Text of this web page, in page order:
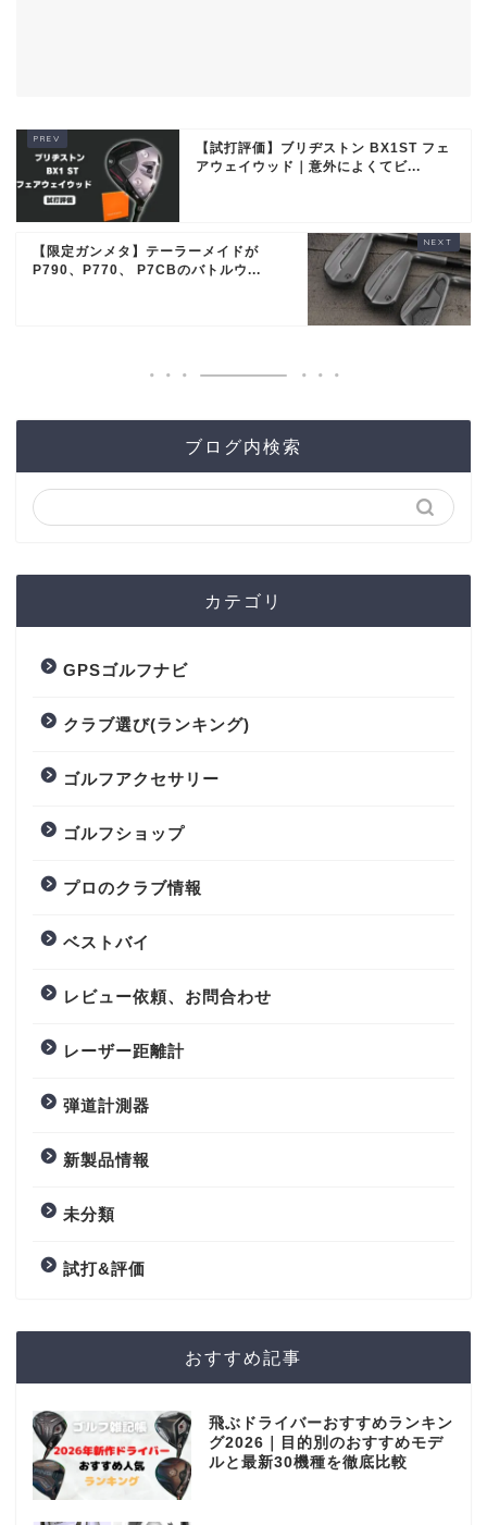
【試打評価】ブリヂストン BX1ST フェ
アウェイウッド｜意外によくてビ...
【限定ガンメタ】テーラーメイドが
P790、P770、 P7CBのバトルウ...
ブログ内検索
カテゴリ
GPSゴルフナビ
クラブ選び(ランキング)
ゴルフアクセサリー
ゴルフショップ
プロのクラブ情報
ベストバイ
レビュー依頼、お問合わせ
レーザー距離計
弾道計測器
新製品情報
未分類
試打&評価
おすすめ記事
飛ぶドライバーおすすめランキン
グ2026｜目的別のおすすめモデ
ルと最新30機種を徹底比較